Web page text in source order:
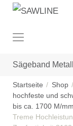
Sägeband Metall
Startseite Shop
hochfeste und
bis ca. 1700 M/
Treme